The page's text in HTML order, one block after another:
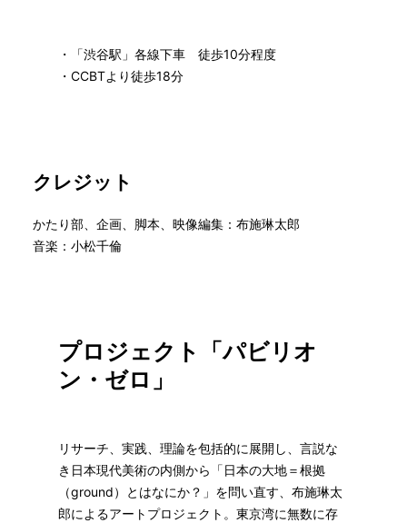
・「渋谷駅」各線下車 徒歩10分程度
・CCBTより徒歩18分
クレジット
かたり部、企画、脚本、映像編集：布施琳太郎
音楽：小松千倫
プロジェクト「パビリオ
ン・ゼロ」
リサーチ、実践、理論を包括的に展開し、言説な
き日本現代美術の内側から「日本の大地＝根拠
（ground）とはなにか？」を問い直す、布施琳太
郎によるアートプロジェクト。東京湾に無数に存